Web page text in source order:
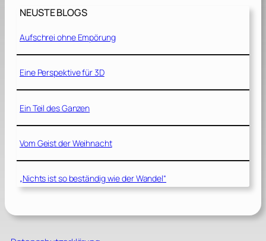
NEUSTE BLOGS
Aufschrei ohne Empörung
Eine Perspektive für 3D
Ein Teil des Ganzen
Vom Geist der Weihnacht
„Nichts ist so beständig wie der Wandel“